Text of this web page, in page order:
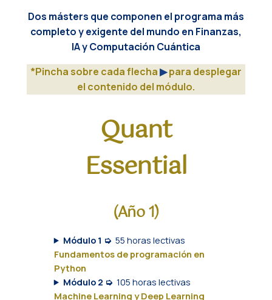
Dos másters que componen el programa más
completo y exigente del mundo en Finanzas,
IA y Computación Cuántica
*Pincha sobre cada flecha▶︎para desplegar
el contenido del módulo.
Quant
Essential
(Año 1)
Módulo 1 ➭55 horas lectivas
Fundamentos de programación en
Python
Módulo 2 ➭105 horas lectivas
Machine Learning y Deep Learning